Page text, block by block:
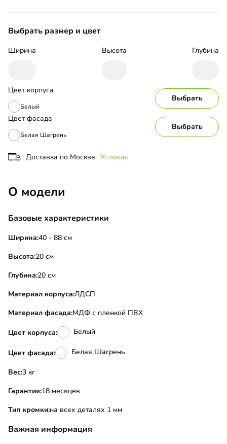
Выбрать размер и цвет
Ширина Высота Глубина
Цвет корпуса
Белый
Выбрать
Цвет фасада
Белая Шагрень
Выбрать
Доставка по Москве Условия
О модели
Базовые характеристики
Ширина:40 - 88 см
Высота:20 см
Глубина:20 см
Материал корпуса:ЛДСП
Материал фасада:МДФ с пленкой ПВХ
Цвет корпуса: Белый
Цвет фасада: Белая Шагрень
Вес:
3 кг
Гарантия:18 месяцев
Тип кромки:на всех деталях 1 мм
Важная информация